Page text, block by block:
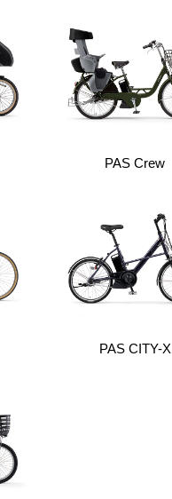
PAS Crew
PAS CITY-X